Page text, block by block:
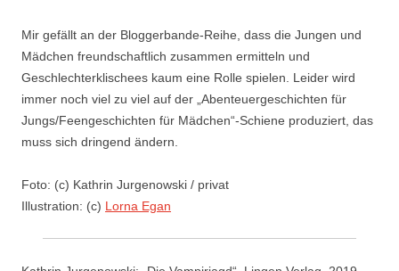
Mir gefällt an der Bloggerbande-Reihe, dass die Jungen und
Mädchen freundschaftlich zusammen ermitteln und
Geschlechterklischees kaum eine Rolle spielen. Leider wird
immer noch viel zu viel auf der „Abenteuergeschichten für
Jungs/Feengeschichten für Mädchen“-Schiene produziert, das
muss sich dringend ändern.
Foto: (c) Kathrin Jurgenowski / privat
Illustration: (c) Lorna Egan